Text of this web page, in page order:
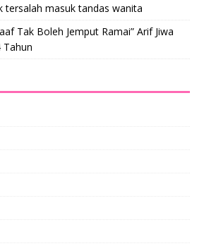
tersalah masuk tandas wanita
Tak Boleh Jemput Ramai” Arif Jiwa
Tahun